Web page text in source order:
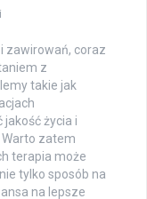
zawirowań, coraz
z
takie jak
życia i
zatem
terapia może
tylko sposób na
na lepsze